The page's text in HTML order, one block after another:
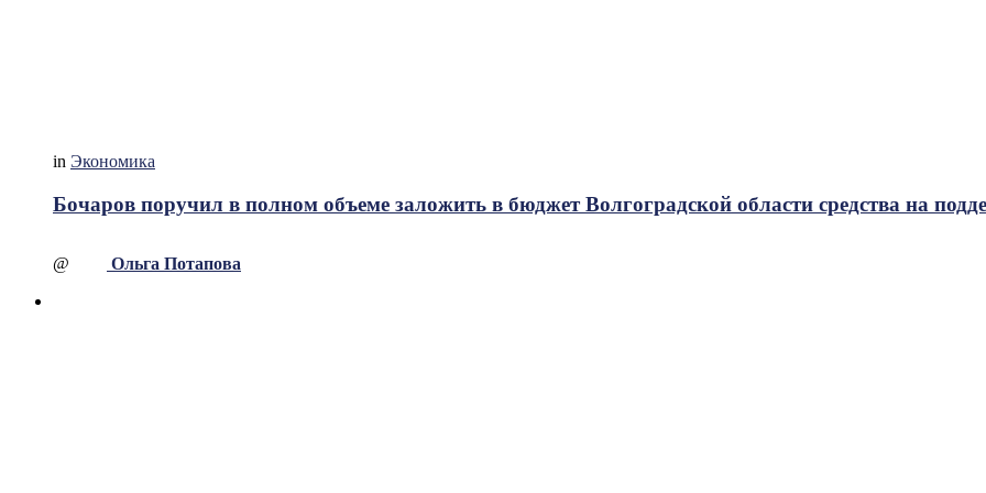
in Экономика
Бочаров поручил в полном объеме заложить в бюджет Волгоградской области средства на
@ Ольга Потапова